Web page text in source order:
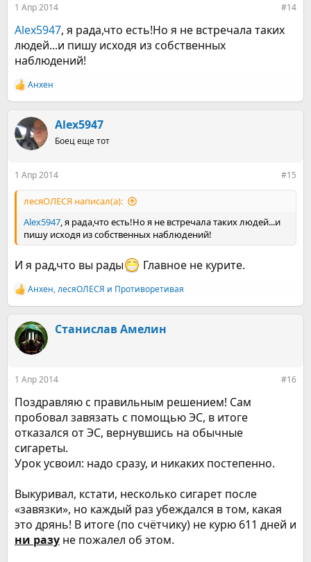
1 Апр 2014 #14
Alex5947, я рада,что есть!Но я не встречала таких
людей...и пишу исходя из собственных
наблюдений!
Р
е
к
ц
и
Анхен
Alex5947
Боец еще тот
1 Апр 2014 #15
лесяОЛЕСЯ написал(а):
Alex5947, я рада,что есть!Но я не встречала таких людей...и
пишу исходя из собственных наблюдений!
И я рад,что вы рады Главное не курите.
Р
е
к
ц
и
Анхен,лесяОЛЕСЯ и Противоретивая
Станислав Амелин
1 Апр 2014 #16
Поздравляю с правильным решением! Сам
пробовал завязать с помощью ЭС, в итоге
отказался от ЭС, вернувшись на обычные
сигареты.
Урок усвоил: надо сразу, и никаких постепенно.
Выкуривал, кстати, несколько сигарет после
«завязки», но каждый раз убеждался в том, какая
это дрянь! В итоге (по счётчику) не курю 611 дней и
ни разу не пожалел об этом.